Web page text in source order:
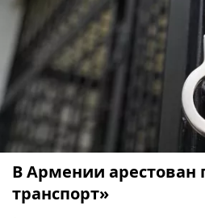
В Армении арестован
транспорт»